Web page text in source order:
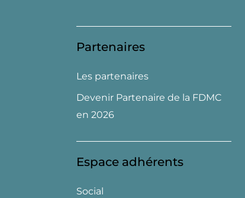
Partenaires
Les partenaires
Devenir Partenaire de la FDMC
en 2026
Espace adhérents
Social